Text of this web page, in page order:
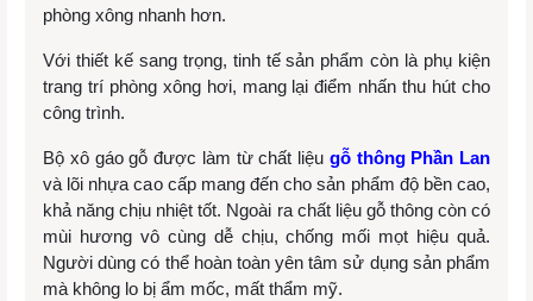
phòng xông nhanh hơn.
Với thiết kế sang trọng, tinh tế sản phẩm còn là phụ kiện
trang trí phòng xông hơi, mang lại điểm nhấn thu hút cho
công trình.
Bộ xô gáo gỗ được làm từ chất liệu gỗ thông Phần Lan
và lõi nhựa cao cấp mang đến cho sản phẩm độ bền cao,
khả năng chịu nhiệt tốt. Ngoài ra chất liệu gỗ thông còn có
mùi hương vô cùng dễ chịu, chống mối mọt hiệu quả.
Người dùng có thể hoàn toàn yên tâm sử dụng sản phẩm
mà không lo bị ẩm mốc, mất thẩm mỹ.